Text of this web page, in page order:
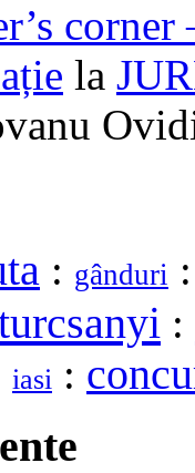
la
: gânduri :
:
iasi :